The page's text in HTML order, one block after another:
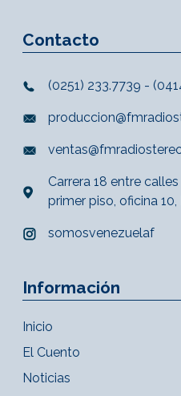
Contacto
(0251) 233.7739 -
Carrera 18 entre
primer piso, oficina
somosvenezuelaf
Información
Inicio
El Cuento
Noticias